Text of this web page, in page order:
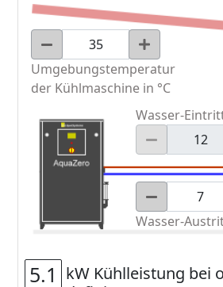
Umgebungstemperatur
der Kühlmaschine in °C
Wasser-
Wasser-
5.1
kW Kühlleistung bei